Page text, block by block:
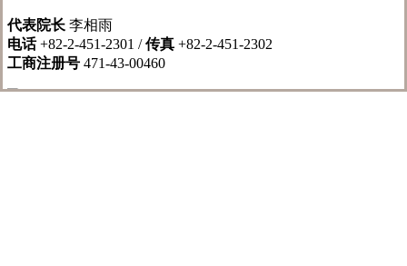
代表院长 李相雨
电话+82-2-451-2301 /传真 +82-2-451-2302
工商注册号 471-43-00460